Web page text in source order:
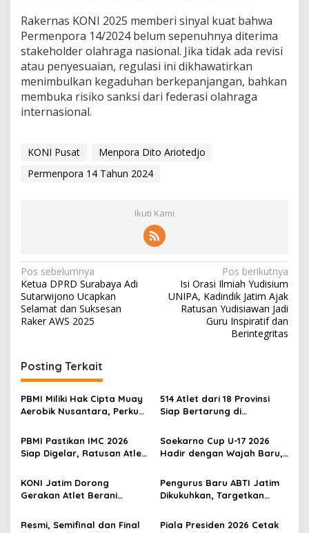
Rakernas KONI 2025 memberi sinyal kuat bahwa
Permenpora 14/2024 belum sepenuhnya diterima
stakeholder olahraga nasional. Jika tidak ada revisi
atau penyesuaian, regulasi ini dikhawatirkan
menimbulkan kegaduhan berkepanjangan, bahkan
membuka risiko sanksi dari federasi olahraga
internasional.
KONI Pusat
Menpora Dito Ariotedjo
Permenpora 14 Tahun 2024
Ikuti Kami
N
a
v
i
a
s
i
o
Pos sebelumnya
Ketua DPRD Surabaya Adi
Sutarwijono Ucapkan
Selamat dan Suksesan
Raker AWS 2025
Pos berikutnya
Isi Orasi Ilmiah Yudisium
UNIPA, Kadindik Jatim Ajak
Ratusan Yudisiawan Jadi
Guru Inspiratif dan
Berintegritas
Posting Terkait
PBMI Miliki Hak Cipta Muay
Aerobik Nusantara, Perkuat
Indonesia
514 Atlet dari 18 Provinsi
Siap Bertarung di
Championship 2026 di
Bekasi
PBMI Pastikan IMC 2026
Siap Digelar, Ratusan Atlet
di Bekasi
Soekarno Cup U-17 2026
Hadir dengan Wajah Baru,
Penghargaan Man of the
Match
KONI Jatim Dorong
Gerakan Atlet Berani
Tekanan Mental Atlet Laki-
Pengurus Baru ABTI Jatim
Dikukuhkan, Targetkan
Barometer Bola Tangan
Resmi, Semifinal dan Final
Piala Presiden 2026 Cetak